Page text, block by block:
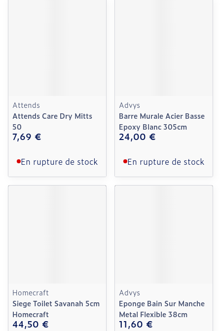
Attends
Attends Care Dry Mitts
50
7,69 €
En rupture de stock
Advys
Barre Murale Acier Basse
Epoxy Blanc 305cm
24,00 €
En rupture de stock
Homecraft
Siege Toilet Savanah 5cm
Homecraft
44,50 €
Advys
Eponge Bain Sur Manche
Metal Flexible 38cm
11,60 €